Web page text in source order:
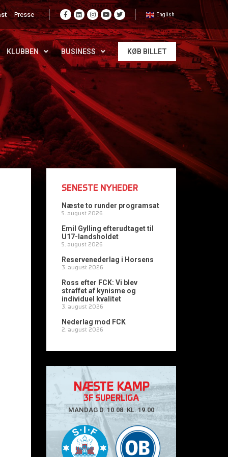
Presse English
KLUBBEN BUSINESS KØB BILLET
SENESTE NYHEDER
Næste to runder programsat
5. august 2026
Emil Gylling efterudtaget til
U17-landsholdet
5. august 2026
Reservenederlag i Horsens
3. august 2026
Ross efter FCK: Vi blev
straffet af kynisme og
individuel kvalitet
3. august 2026
Nederlag mod FCK
2. august 2026
NÆSTE KAMP
3F SUPERLIGA
MANDAG D. 10.08. KL. 19.00